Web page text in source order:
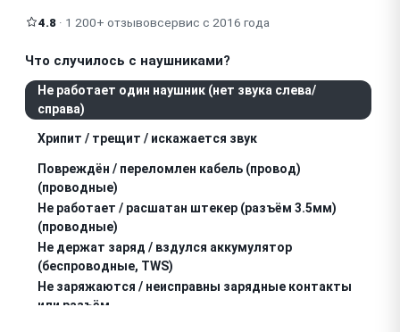
4.8 · 1 200+ отзывовсервис с 2016 года
Что случилось с наушниками?
Не работает один наушник (нет звука слева/
справа)
Хрипит / трещит / искажается звук
Повреждён / переломлен кабель (провод)
(проводные)
Не работает / расшатан штекер (разъём 3.5мм)
(проводные)
Не держат заряд / вздулся аккумулятор
(беспроводные, TWS)
Не заряжаются / неисправны зарядные контакты
или разъём